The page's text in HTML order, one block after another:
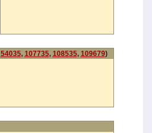
54035, 107735, 108535, 109679)